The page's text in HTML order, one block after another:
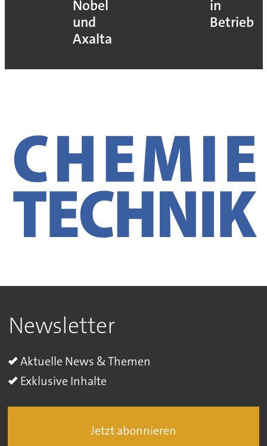
Nobel
und
Axalta
in
Betrieb
Newsletter
Aktuelle News & Themen
Exklusive Inhalte
Jetzt abonnieren